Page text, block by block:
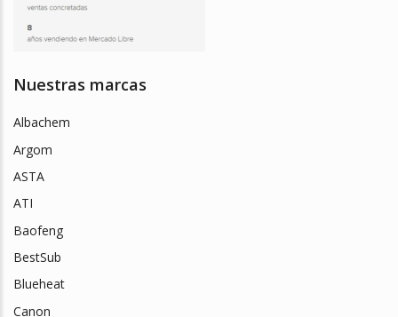
Nuestras marcas
Albachem
Argom
ASTA
ATI
Baofeng
BestSub
Blueheat
Canon